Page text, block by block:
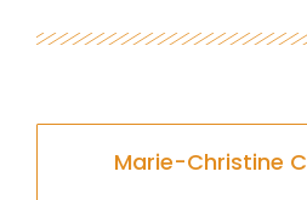
Marie-Christine